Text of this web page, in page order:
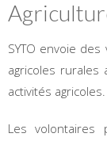
SYTO envoie
agricoles
activités agricoles.
Les volontaires